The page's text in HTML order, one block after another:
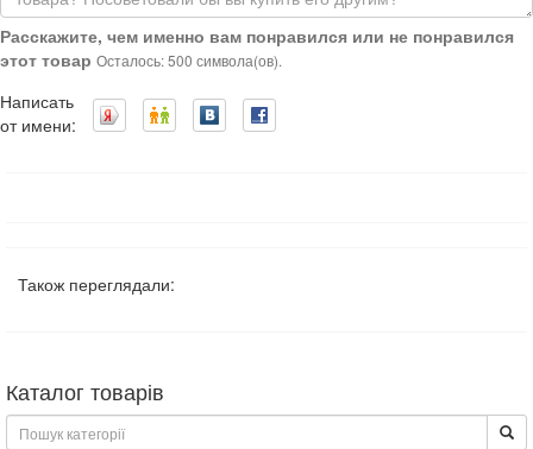
Расскажите, чем именно вам понравился или не понравился
этот товар Осталось: 500 символа(ов).
Написать
от имени:
Також переглядали:
Каталог товарів